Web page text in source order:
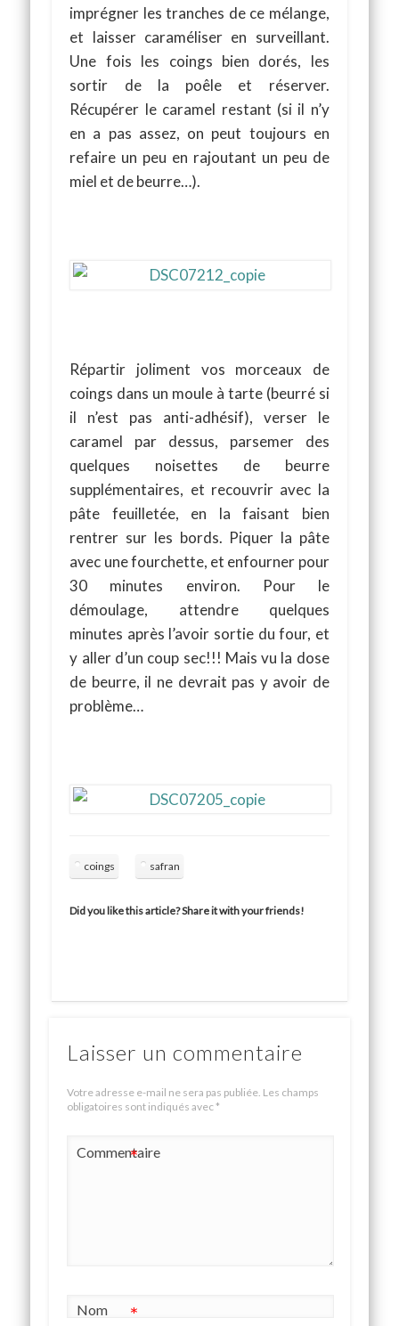
imprégner les tranches de ce mélange,
et laisser caraméliser en surveillant.
Une fois les coings bien dorés, les
sortir de la poêle et réserver.
Récupérer le caramel restant (si il n’y
en a pas assez, on peut toujours en
refaire un peu en rajoutant un peu de
miel et de beurre…).
Répartir joliment vos morceaux de
coings dans un moule à tarte (beurré si
il n’est pas anti-adhésif), verser le
caramel par dessus, parsemer des
quelques noisettes de beurre
supplémentaires, et recouvrir avec la
pâte feuilletée, en la faisant bien
rentrer sur les bords. Piquer la pâte
avec une fourchette, et enfourner pour
30 minutes environ. Pour le
démoulage, attendre quelques
minutes après l’avoir sortie du four, et
y aller d’un coup sec!!! Mais vu la dose
de beurre, il ne devrait pas y avoir de
problème…
coings safran
Did you like this article? Share it with your friends!
Laisser un commentaire
Votre adresse e-mail ne sera pas publiée. Les champs
obligatoires sont indiqués avec*
Commentaire
*
Nom *